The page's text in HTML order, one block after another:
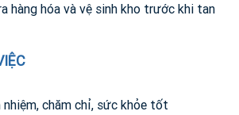
hàng hóa và vệ sinh kho trước khi tan
chăm chỉ, sức khỏe tốt